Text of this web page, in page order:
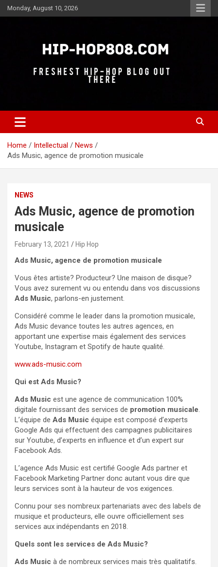
Skip
to
Monday, August 10, 2026
Hip-Hop 808
Home Intellectual
News
Ads Music, agence de promotion musicale
NEWS
Ads Music, agence de promotion
musicale
February 13, 2021 Hip Hop
Ads Music, agence de promotion musicale
Vous êtes artiste? Producteur? Une maison de disque?
Vous avez surement vu ou entendu dans vos discussions
Ads Music, parlons-en justement.
Considéré comme le leader dans la promotion musicale,
Ads Music devance toutes les autres agences, en
apportant une expertise mais également des services
Youtube, Instagram et Spotify de haute qualité.
www.ads-music.com
Qui est Ads Music?
Ads Music est une agence de communication 100%
digitale fournissant des services de promotion musicale.
L’équipe de Ads Music équipe est composé d’experts
Google Ads qui effectuent des campagnes publicitaires
sur Youtube, d’experts en influence et d’un expert sur
Facebook Ads.
L’agence Ads Music est certifié Google Ads partner et
Facebook Marketing Partner donc autant vous dire que
leurs services sont à la hauteur de vos exigences.
Connu pour ses nombreux partenariats avec des labels de
musique et producteurs, elle ouvre officiellement ses
services aux indépendants en 2018.
Quels sont les services de Ads Music?
Ads Music à de nombreux services mais très qualitatifs.